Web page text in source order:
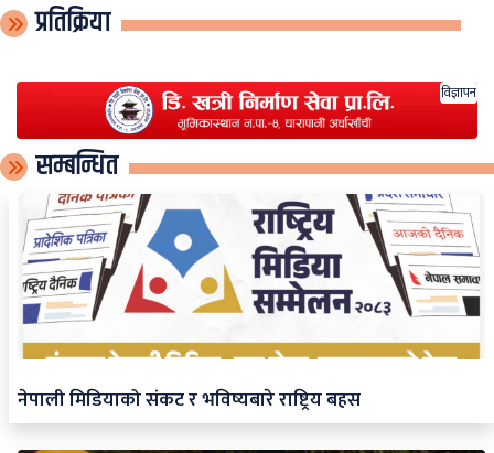
प्रतिक्रिया
विज्ञापन
सम्बन्धित
नेपाली मिडियाको संकट र भविष्यबारे राष्ट्रिय बहस